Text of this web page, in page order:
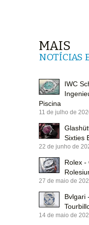
MAIS
NOTÍCIAS
IWC
Piscina
11 de julho de
Sixties
22 de junho de
Rolex -
27 de maio de
Bvlgari
14 de maio de